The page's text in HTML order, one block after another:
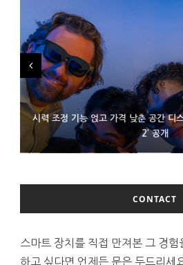
시력 조정 기능 얹고 가격 낮춘 공간 디
2’ 공개
D램 부족에 10억달러어치 아이폰18
300~400달러 반지형 스피커
CONTACT
스마트 장치를 직접 만져본 그 경
하고 싶다면 언제든 문은 두드리세